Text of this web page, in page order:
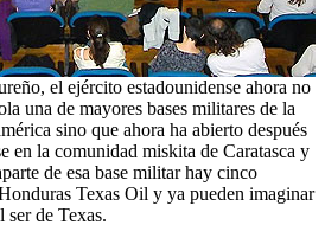
el ejército estadounidense ahora no
una de mayores bases militares de la
sino que ahora ha abierto después
en la comunidad miskita de Caratasca y
de esa base militar hay cinco
Texas Oil y ya pueden imaginar
ser de Texas.